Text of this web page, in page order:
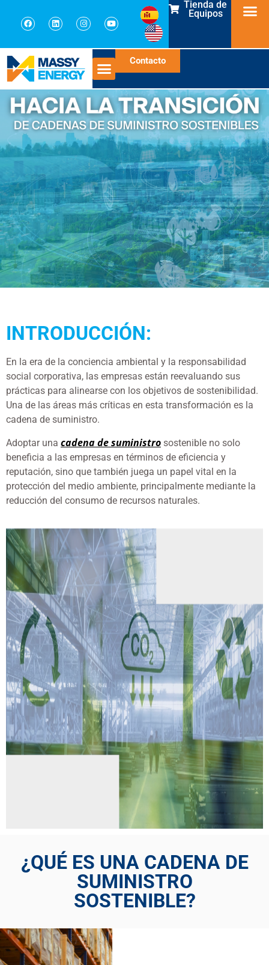
Tienda de
Equipos
Contacto
INTRODUCCIÓN:
En la era de la conciencia ambiental y la responsabilidad
social corporativa, las empresas están reevaluando sus
prácticas para alinearse con los objetivos de sostenibilidad.
Una de las áreas más críticas en esta transformación es la
cadena de suministro.
Adoptar una cadena de suministro sostenible no solo
beneficia a las empresas en términos de eficiencia y
reputación, sino que también juega un papel vital en la
protección del medio ambiente, principalmente mediante la
reducción del consumo de recursos naturales.
¿QUÉ ES UNA CADENA DE
SUMINISTRO
SOSTENIBLE?